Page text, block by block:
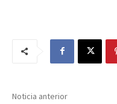
Noticia anterior